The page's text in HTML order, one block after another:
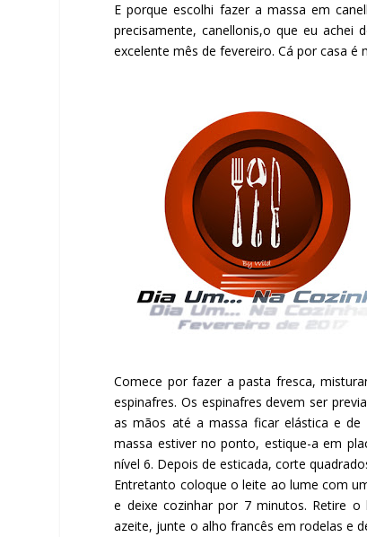
E porque escolhi fazer a massa em
precisamente, canellonis,o que eu achei
excelente mês de fevereiro. Cá por casa é
Comece por fazer a pasta fresca,
espinafres. Os espinafres devem ser
as mãos até a massa ficar elástica e de
massa estiver no ponto, estique-a em
nível 6. Depois de esticada, corte
Entretanto coloque o leite ao lume com
e deixe cozinhar por 7 minutos. Retire
azeite, junte o alho francês em rodelas e